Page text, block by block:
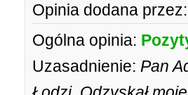
Opinia dodana przez:
Ogólna opinia:
Uzasadnienie: Pan